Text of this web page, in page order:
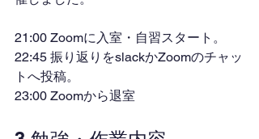
21:00 Zoomに入室・自習スタート。
22:45 振り返りをslackかZoomのチャッ
トへ投稿。
23:00 Zoomから退室